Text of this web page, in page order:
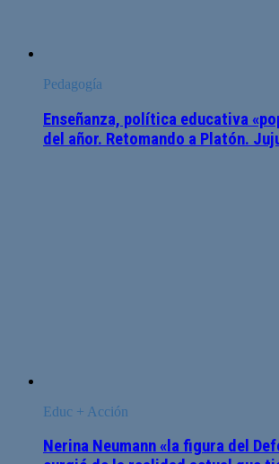
Pedagogía
Enseñanza, política educativa
del añor. Retomando a Platón.
Educ + Acción
Nerina Neumann «la figura del